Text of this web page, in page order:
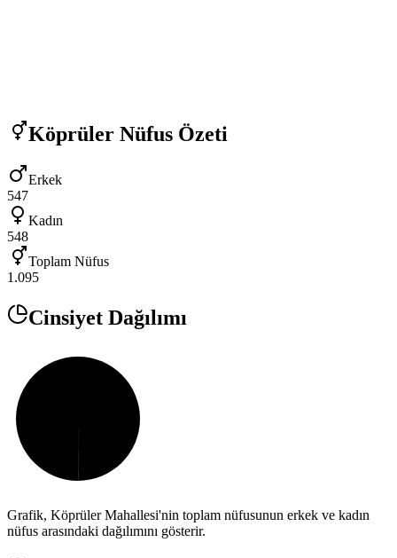
Köprüler Nüfus Özeti
Erkek
547
Kadın
548
Toplam Nüfus
1.095
Cinsiyet Dağılımı
Grafik, KöprülerMahallesi'nin toplam nüfusunun erkek ve kadın
nüfus arasındaki dağılımını gösterir.